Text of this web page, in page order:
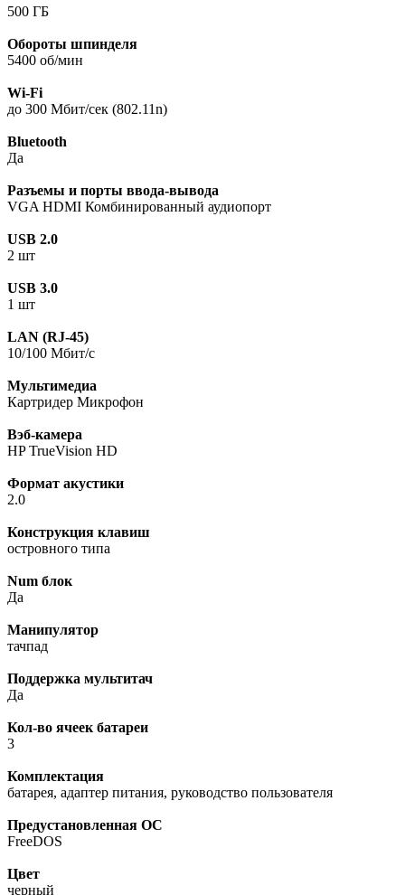
500 ГБ
Обороты шпинделя
5400 об/мин
Wi-Fi
до 300 Мбит/сек (802.11n)
Bluetooth
Да
Разъемы и порты ввода-вывода
VGA HDMI Комбинированный аудиопорт
USB 2.0
2 шт
USB 3.0
1 шт
LAN (RJ-45)
10/100 Мбит/с
Мультимедиа
Картридер Микрофон
Вэб-камера
HP TrueVision HD
Формат акустики
2.0
Конструкция клавиш
островного типа
Num блок
Да
Манипулятор
тачпад
Поддержка мультитач
Да
Кол-во ячеек батареи
3
Комплектация
батарея, адаптер питания, руководство пользователя
Предустановленная ОС
FreeDOS
Цвет
черный